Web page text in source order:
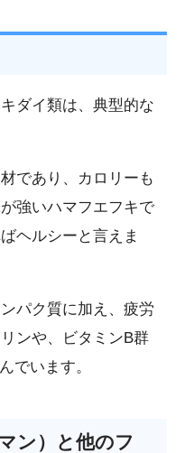
ダイ類は、典型的な
であり、カロリーも
強いハマフエフキで
ヘルシーと言えま
パク質に加え、疲労
ンや、ビタミンB群
でいます。
ン）と他のフ